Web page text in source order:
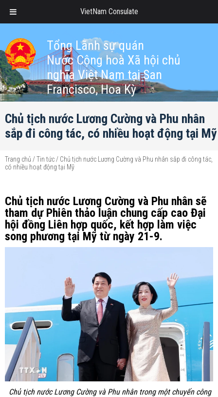
Tổng Lãnh sự quán
Nước Cộng hoà Xã hội chủ
nghĩa Việt Nam tại San
Francisco, Hoa Kỳ
Chủ tịch nước Lương Cường và Phu nhân
sắp đi công tác, có nhiều hoạt động tại Mỹ
Trang chủ /Tin tức / Chủ tịch nước Lương Cường và Phu nhân sắp đi công tác,
có nhiều hoạt động tại Mỹ
Chủ tịch nước Lương Cường và Phu nhân sẽ
tham dự Phiên thảo luận chung cấp cao Đại
hội đồng Liên hợp quốc, kết hợp làm việc
song phương tại Mỹ từ ngày 21-9.
Chủ tịch nước Lương Cường và Phu nhân trong một chuyến công
VietNam Consulate